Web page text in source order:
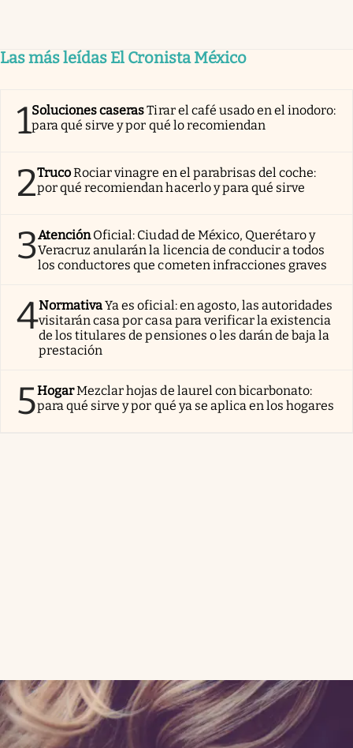
Las más leídas El Cronista México
1Soluciones caserasTirar el café usado en el inodoro:
para qué sirve y por qué lo recomiendan
2TrucoRociar vinagre en el parabrisas del coche:
por qué recomiendan hacerlo y para qué sirve
3AtenciónOficial: Ciudad de México, Querétaro y
Veracruz anularán la licencia de conducir a todos
los conductores que cometen infracciones graves
4NormativaYa es oficial: en agosto, las autoridades
visitarán casa por casa para verificar la existencia
de los titulares de pensiones o les darán de baja la
prestación
5HogarMezclar hojas de laurel con bicarbonato:
para qué sirve y por qué ya se aplica en los hogares